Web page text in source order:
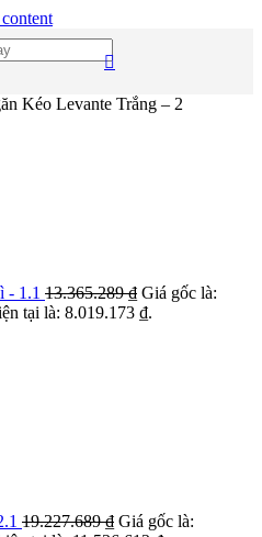
Kéo Levante Trắng – 2
- 1.1 13.365.289₫ Giá gốc là:
tại là: 8.019.173 ₫.
19.227.689₫ Giá gốc là: